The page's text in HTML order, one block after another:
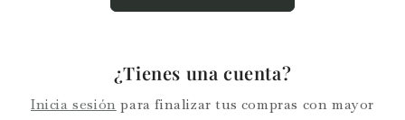
¿Tienes una cuenta?
Inicia sesión para finalizar tus compras con mayor